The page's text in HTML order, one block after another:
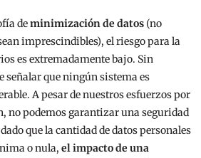
deminimización de datos (no
imprescindibles), el riesgo para la
es extremadamente bajo. Sin
señalar que ningún sistema es
A pesar de nuestros esfuerzos por
no podemos garantizar una seguridad
que la cantidad de datos personales
o nula,el impacto de una